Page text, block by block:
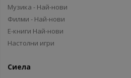
Музика - Най-нови
Филми - Най-нови
Е-книги Най-нови
Настолни игри
Сиела